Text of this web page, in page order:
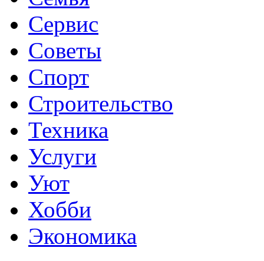
Сервис
Советы
Спорт
Строительство
Техника
Услуги
Уют
Хобби
Экономика